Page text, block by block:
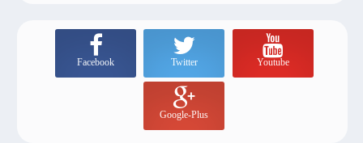
Youtube
Twitter
Facebook
Google-Plus